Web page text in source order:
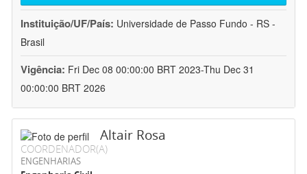
Instituição/UF/País: Universidade de Passo Fundo - RS -
Brasil
Vigência: Fri Dec 08 00:00:00 BRT 2023-Thu Dec 31
00:00:00 BRT 2026
Altair Rosa
COORDENADOR(A)
ENGENHARIAS